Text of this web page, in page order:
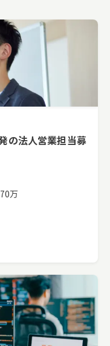
の法人営業担当募
万